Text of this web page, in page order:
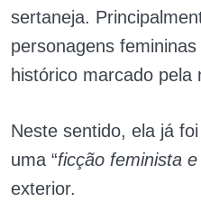
sertaneja.
personagens
histórico marcado pela
Neste sentido, ela já
uma “ficção feminista
exterior.